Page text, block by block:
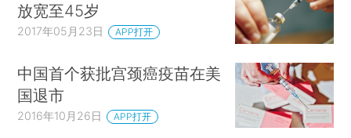
放宽至45岁
2017年05月23日 APP打开
中国首个获批宫颈癌疫苗在美
国退市
2016年10月26日 APP打开